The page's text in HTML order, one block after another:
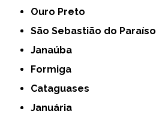
Ouro Preto
São Sebastião do Paraíso
Janaúba
Formiga
Cataguases
Januária